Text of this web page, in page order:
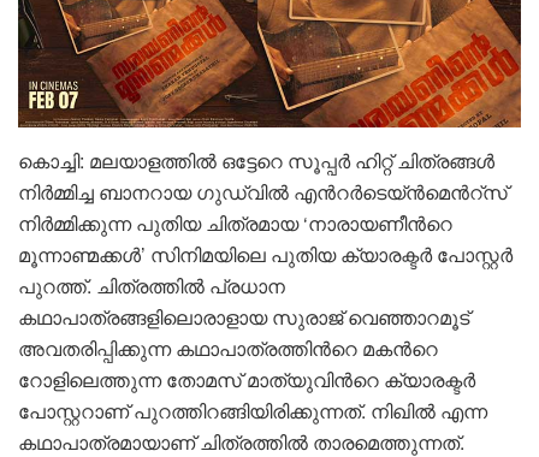
കൊച്ചി: മലയാളത്തില്‍ ഒട്ടേറെ സൂപ്പർ ഹിറ്റ് ചിത്രങ്ങള്‍
നിര്‍മ്മിച്ച ബാനറായ ഗുഡ്‍വില്‍ എന്‍റര്‍ടെയ്ന്‍‍മെന്‍റ്സ്
നിർമ്മിക്കുന്ന പുതിയ ചിത്രമായ ‘നാരായണീന്‍റെ
മൂന്നാണ്മക്കള്‍’ സിനിമയിലെ പുതിയ ക്യാരക്ടർ പോസ്റ്റർ
പുറത്ത്. ചിത്രത്തിൽ പ്രധാന
കഥാപാത്രങ്ങളിലൊരാളായ സുരാജ് വെഞ്ഞാറമൂട്
അവതരിപ്പിക്കുന്ന കഥാപാത്രത്തിന്‍റെ മകന്‍റെ
റോളിലെത്തുന്ന തോമസ് മാത്യുവിന്‍റെ ക്യാരക്ടർ
പോസ്റ്ററാണ് പുറത്തിറങ്ങിയിരിക്കുന്നത്. നിഖിൽ എന്ന
കഥാപാത്രമായാണ് ചിത്രത്തിൽ താരമെത്തുന്നത്.